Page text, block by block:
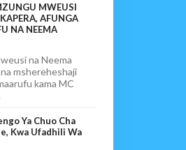
MWEUSI
AFUNGA
NA NEEMA
na Neema
mshereheshaji
kama MC
Ya Chuo Cha
Kwa Ufadhili Wa